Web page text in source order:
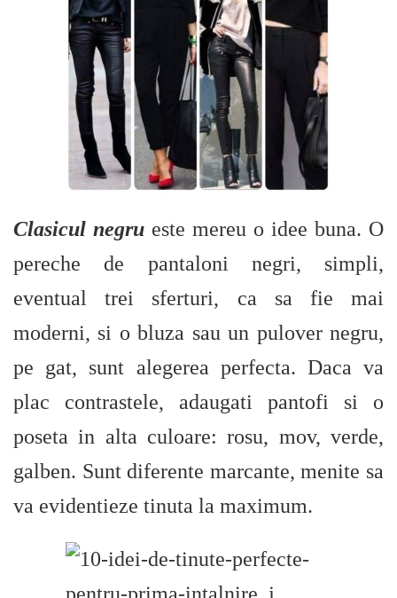
Clasicul negru este mereu o idee buna. O
pereche de pantaloni negri, simpli,
eventual trei sferturi, ca sa fie mai
moderni, si o bluza sau un pulover negru,
pe gat, sunt alegerea perfecta. Daca va
plac contrastele, adaugati pantofi si o
poseta in alta culoare: rosu, mov, verde,
galben. Sunt diferente marcante, menite sa
va evidentieze tinuta la maximum.